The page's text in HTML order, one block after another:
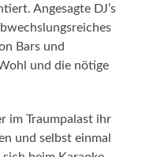
Songs der
des Europa-Park
begrüßen.